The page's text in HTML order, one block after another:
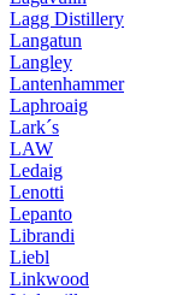
Lagg Distillery
Langatun
Langley
Lantenhammer
Laphroaig
Lark´s
LAW
Ledaig
Lenotti
Lepanto
Librandi
Liebl
Linkwood